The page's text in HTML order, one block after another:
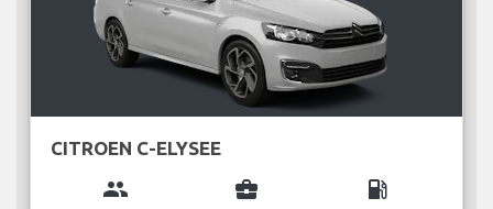
CITROEN C-ELYSEE
group business_center local_gas_station